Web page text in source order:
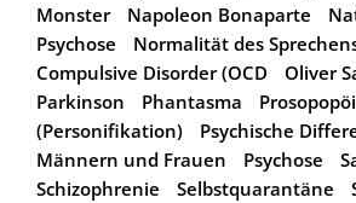
Monster
Napoleon Bonaparte
Psychose
Normalität des
Compulsive Disorder (OCD
Oliver
Parkinson
Phantasma
(Personifikation)
Psychische
Männern und Frauen
Psychose
Schizophrenie
Selbstquarantäne